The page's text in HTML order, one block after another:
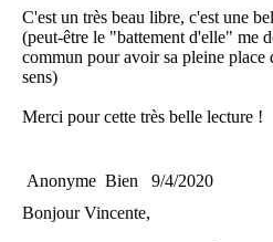
C'est un très beau libre, c'est une
(peut-être le "battement d'elle" me
commun pour avoir sa pleine place
sens)
Merci pour cette très belle lecture !
Anonyme Bien
9/4/2020
Bonjour Vincente,